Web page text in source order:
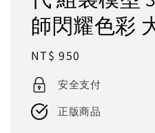
師閃耀色彩
Regular
price
NT$ 950
安全支付
正版商品